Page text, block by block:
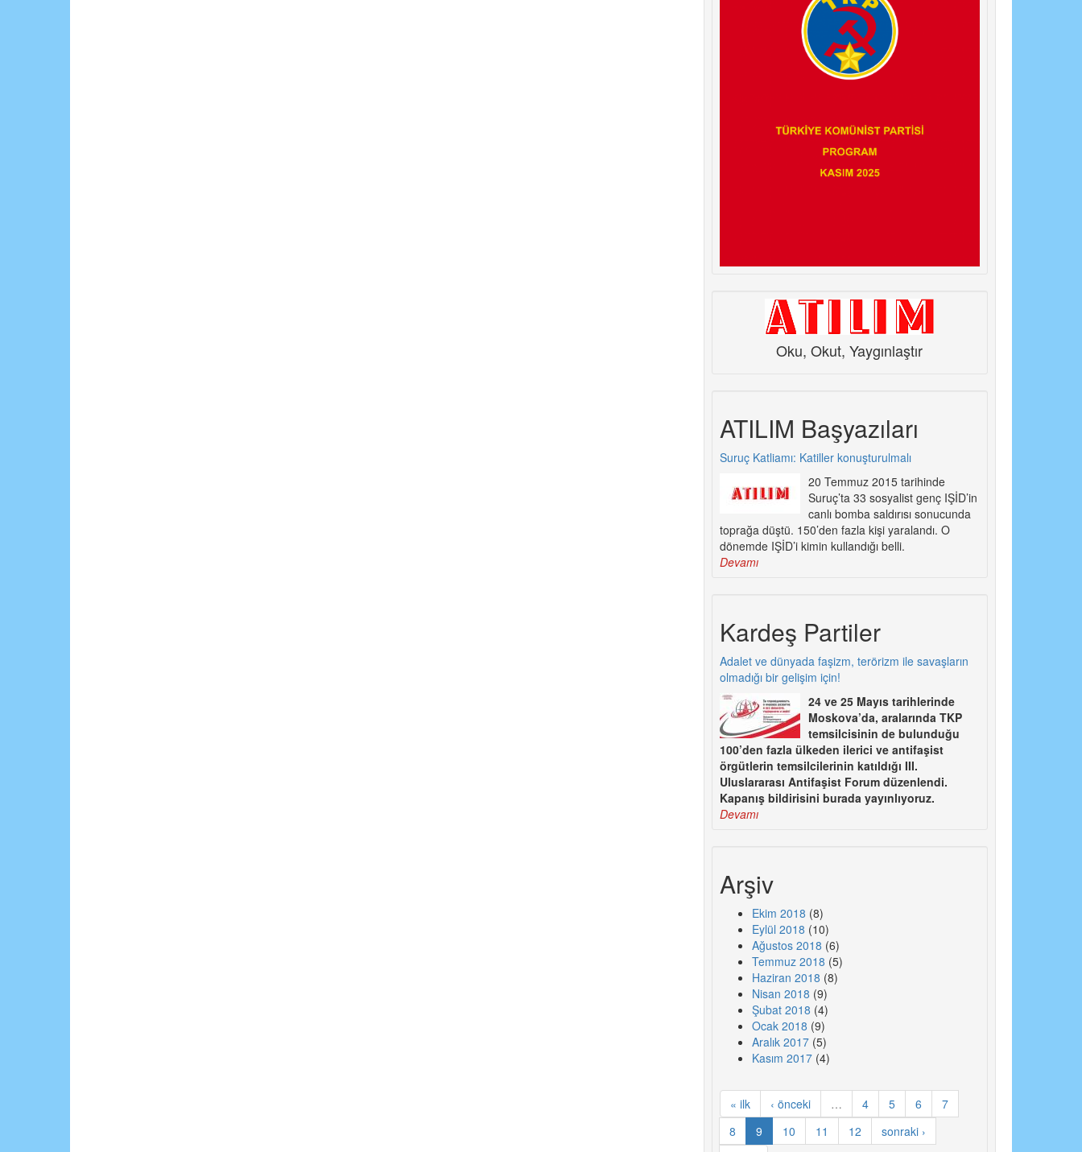
Oku, Okut, Yaygınlaştır
ATILIM Başyazıları
Suruç Katliamı: Katiller konuşturulmalı
20 Temmuz 2015 tarihinde
Suruç’ta 33 sosyalist genç IŞİD’in
canlı bomba saldırısı sonucunda
toprağa düştü. 150’den fazla kişi yaralandı. O
dönemde IŞİD’i kimin kullandığı belli.
Devamı
Kardeş Partiler
Adalet ve dünyada faşizm, terörizm ile savaşların
olmadığı bir gelişim için!
24 ve 25 Mayıs tarihlerinde
Moskova’da, aralarında TKP
temsilcisinin de bulunduğu
100’den fazla ülkeden ilerici ve antifaşist
örgütlerin temsilcilerinin katıldığı III.
Uluslararası Antifaşist Forum düzenlendi.
Kapanış bildirisini burada yayınlıyoruz.
Devamı
Arşiv
Ekim 2018 (8)
Eylül 2018 (10)
Ağustos 2018 (6)
Temmuz 2018 (5)
Haziran 2018 (8)
Nisan 2018 (9)
Şubat 2018 (4)
Ocak 2018 (9)
Aralık 2017(5)
Kasım 2017(4)
« ilk ‹ önceki … 4 5 6
7
8
9 10 11 12
sonraki ›